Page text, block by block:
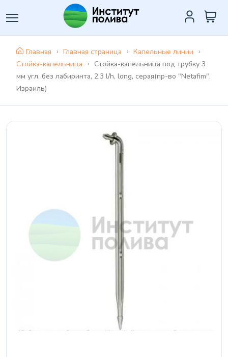
Главная Главная страница
Капельные линии
Стойка-капельница
Стойка-капельница под трубку 3
мм угл. без лабиринта, 2,3 l/h, long, серая(пр-во "Netafim",
Израиль)